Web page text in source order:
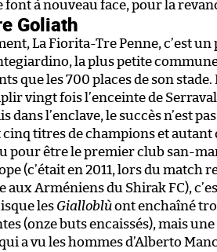
font à nouveau face, pour la
Goliath
La Fiorita-Tre Penne, c’est
la plus petite
que les 700 places de son stade.
vingt fois l’enceinte de
dans l’enclave, le succès n’est
titres de champions et autant
pour être le premier club san-
(c’était en 2011, lors du
aux Arméniens du Shirak FC),
les Gialloblùont enchaîné
(onze buts encaissés), mais
a vu les hommes d’Alberto